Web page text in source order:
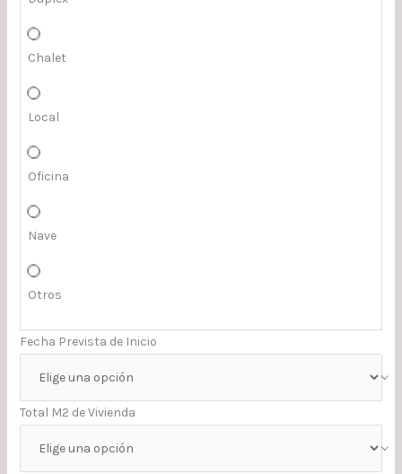
Chalet
Local
Oficina
Nave
Otros
Fecha Prevista de Inicio
Total M2 de Vivienda